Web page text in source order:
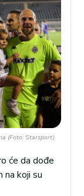
(Foto: Starsport)
će da dođe
na koji su